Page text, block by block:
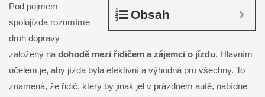
Obsah
Pod pojmem
spolujízda rozumíme
druh dopravy
založený na dohodě mezi řidičem a zájemci o jízdu. Hlavním
účelem je, aby jízda byla efektivní a výhodná pro všechny. To
znamená, že řidič, který by jinak jel v prázdném autě, nabídne